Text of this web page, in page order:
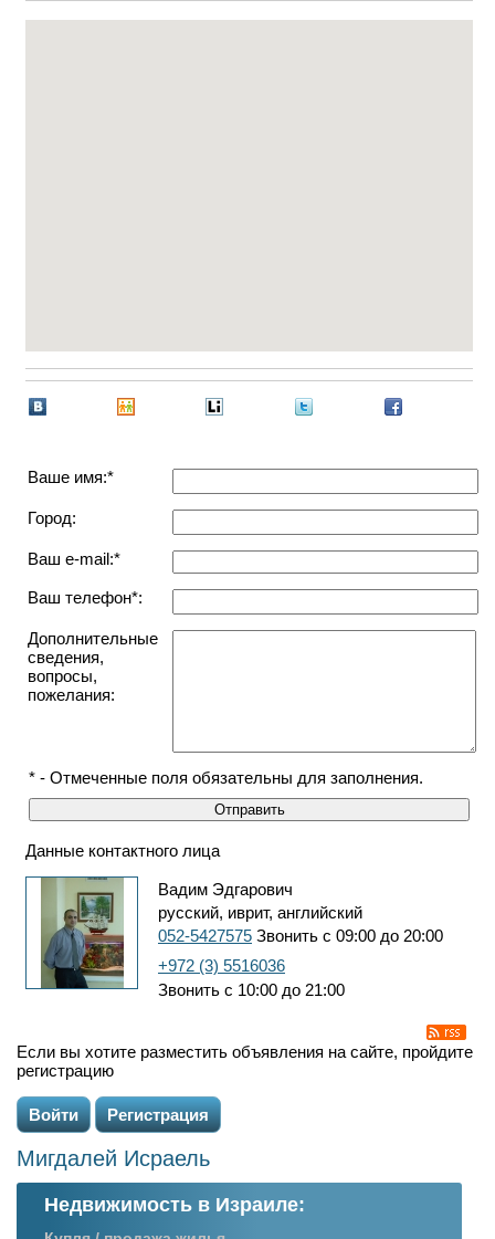
Ваше имя:*
Город:
Ваш e-mail:*
Ваш телефон*:
Дополнительные
сведения,
вопросы,
пожелания:
* - Отмеченные поля обязательны для заполнения.
Данные контактного лица
Вадим Эдгарович
русский, иврит, английский
052-5427575 Звонить с 09:00 до 20:00
+972 (3) 5516036
Звонить с 10:00 до 21:00
Если вы хотите разместить объявления на сайте, пройдите
регистрацию
Войти Регистрация
Мигдалей Исраель
Недвижимость в Израиле: